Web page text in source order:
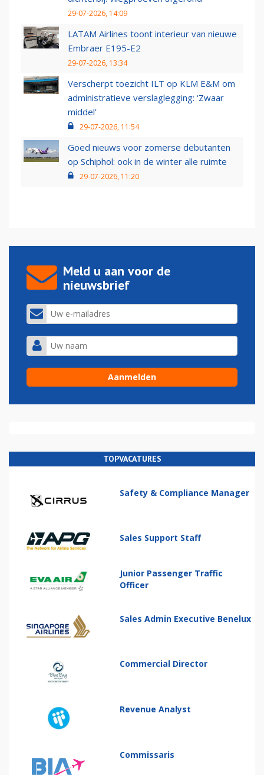
29-07-2026, 14:09
LATAM Airlines toont interieur van nieuwe
Embraer E195-E2
29-07-2026, 13:34
Verscherpt toezicht ILT op KLM E&M om
administratieve verslaglegging: ‘Zwaar
middel’
29-07-2026, 11:54
Goed nieuws voor zomerse debutanten
op Schiphol: ook in de winter alle ruimte
29-07-2026, 11:20
Meld u aan voor de
nieuwsbrief
TOPVACATURES
Safety & Compliance Manager
Sales Support Staff
Junior Passenger Traffic
Officer
Sales Admin Executive Benelux
Commercial Director
Revenue Analyst
Commissaris